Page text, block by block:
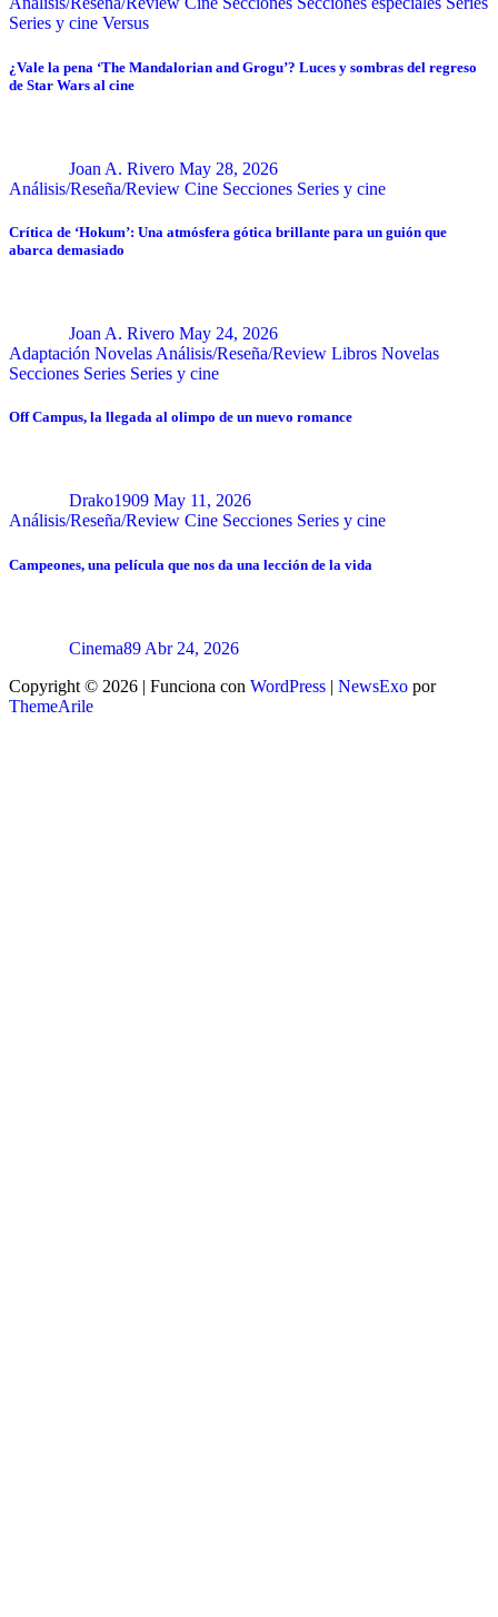
Series y cine Versus
¿Vale la pena ‘The Mandalorian and Grogu’? Luces y sombras del regreso
de Star Wars al cine
Joan A. Rivero May 28, 2026
Análisis/Reseña/Review Cine Secciones Series y cine
Crítica de ‘Hokum’: Una atmósfera gótica brillante para un guión que
abarca demasiado
Joan A. Rivero May 24, 2026
Adaptación Novelas Análisis/Reseña/Review Libros Novelas
Secciones Series Series y cine
Off Campus, la llegada al olimpo de un nuevo romance
Drako1909 May 11, 2026
Análisis/Reseña/Review Cine Secciones Series y cine
Campeones, una película que nos da una lección de la vida
Cinema89 Abr 24, 2026
Copyright © 2026 | Funciona con WordPress | NewsExo por
ThemeArile